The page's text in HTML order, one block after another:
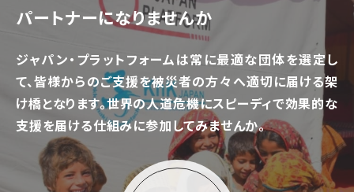
パートナーになりませんか
ジャパン・プラットフォームは常に最適な団体を選定し
て、皆様からのご支援を被災者の方々へ適切に届ける架
け橋となります。世界の人道危機にスピーディで効果的な
支援を届ける仕組みに参加してみませんか。